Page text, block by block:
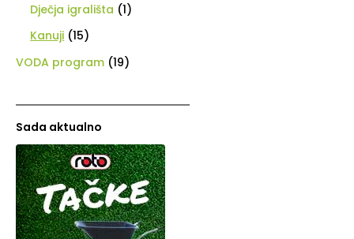
Dječja igrališta (1)
Kanuji (15)
VODA program (19)
Sada aktualno